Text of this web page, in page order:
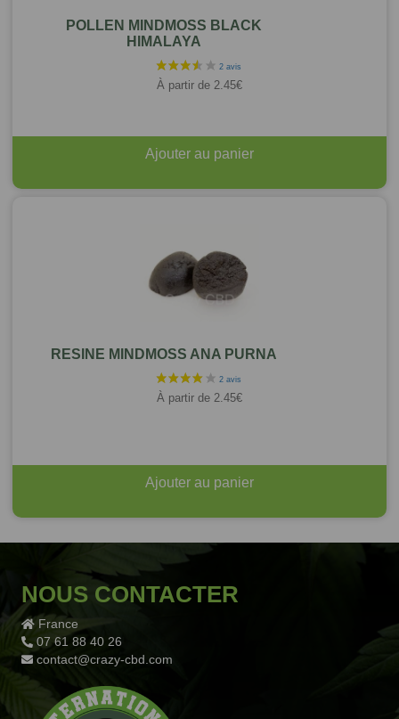
POLLEN MINDMOSS BLACK
HIMALAYA
À partir de 2.45€
Ajouter au panier
RESINE MINDMOSS ANA PURNA
À partir de 2.45€
Ajouter au panier
NOUS CONTACTER
France
07 61 88 40 26
contact@crazy-cbd.com